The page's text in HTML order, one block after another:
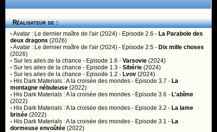
Réalisateur de :
•Avatar : Le dernier maître de l'air (2024) - Episode 2.6 - La Parabole des
deux dragons (2026)
•Avatar : Le dernier maître de l'air (2024) - Episode 2.5 - Dix mille choses
(2026)
• Sur les ailes de la chance - Episode 1.6 -Varsovie (2024)
• Sur les ailes de la chance - Episode 1.3 -Sibérie (2024)
• Sur les ailes de la chance - Episode 1.2 - Lvov (2024)
• His Dark Materials : A la croisée des mondes - Episode 3.7 - La
montagne nébuleuse (2022)
• His Dark Materials : A la croisée des mondes - Episode 3.6 - L'abîme
(2022)
• His Dark Materials : A la croisée des mondes - Episode 3.2 - La lame
brisée (2022)
• His Dark Materials : A la croisée des mondes - Episode 3.1 - La
dormeuse envoûtée (2022)